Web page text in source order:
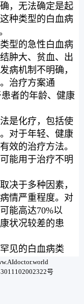
，无法确定是起
种类型的白血病
型的急性白血病
肿大、贫血、出
病机制不明确，
治疗方案通
患者的年龄、健康
是化疗，包括使
对于年轻、健康
效的治疗方法。
能用于治疗不明
决于多种因素，
情严重程度。对
能高达70%以
状况较差的患
见的白血病类
年龄、健康状况
髓移植、放射治
号